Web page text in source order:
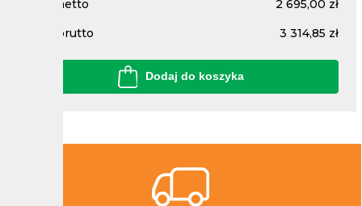
Cena netto
2 695,00 zł
Cena brutto
3 314,85 zł
Dodaj do koszyka